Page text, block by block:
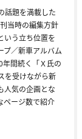
話題を満載した
当時の編集方針
いう立ち位置を
プ／新車アルバム
間続く「Ｘ氏の
を受けながら新
人気の企画とな
ページ数で紹介